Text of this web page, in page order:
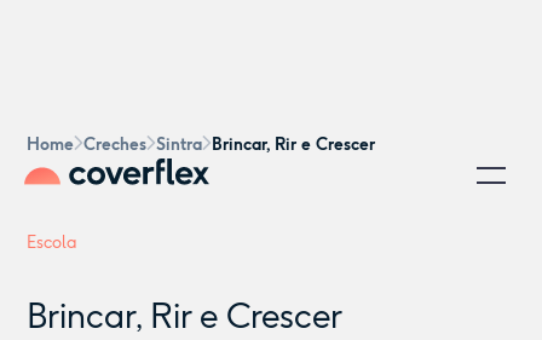
Home Creches Sintra Brincar, Rir e Crescer
Escola
Brincar, Rir e Crescer